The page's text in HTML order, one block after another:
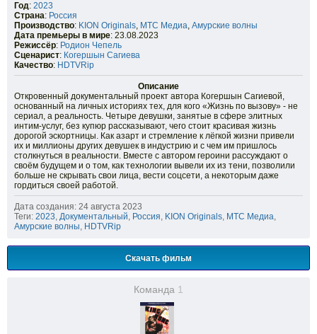
Год: 2023
Страна: Россия
Производство: KION Originals, МТС Медиа, Амурские волны
Дата премьеры в мире: 23.08.2023
Режиссёр: Родион Чепель
Сценарист: Когершын Сагиева
Качество: HDTVRip
Описание
Откровенный документальный проект автора Когершын Сагиевой,
основанный на личных историях тех, для кого «Жизнь по вызову» - не
сериал, а реальность. Четыре девушки, занятые в сфере элитных
интим-услуг, без купюр рассказывают, чего стоит красивая жизнь
дорогой эскортницы. Как азарт и стремление к лёгкой жизни привели
их и миллионы других девушек в индустрию и с чем им пришлось
столкнуться в реальности. Вместе с автором героини рассуждают о
своём будущем и о том, как технологии вывели их из тени, позволили
больше не скрывать свои лица, вести соцсети, а некоторым даже
гордиться своей работой.
Дата создания: 24 августа 2023
Теги: 2023, Документальный, Россия, KION Originals, МТС Медиа,
Амурские волны, HDTVRip
Скачать фильм
Команда 1